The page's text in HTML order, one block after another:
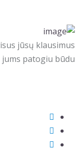
jūsų klausimus
jums patogiu būdu